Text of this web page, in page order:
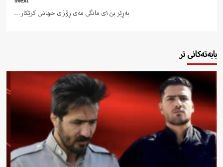
بەڕێز بێ ١ی مانگی مەی ڕۆژی جیهانیی کرێکار…
بابەتەکانی تر